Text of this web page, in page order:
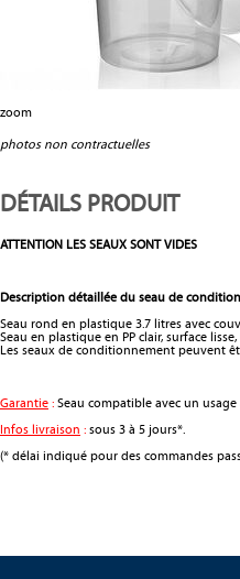
zoom
photos non contractuelles
DÉTAILS PRODUIT
ATTENTION LES SEAUX SONT VIDES
Description détaillée du seau de
Seau rond en plastique 3.7 litres avec
Seau en plastique en PP clair, surface
Les seaux de conditionnement peuvent
Garantie : Seau compatible avec un
Infos livraison : sous 3 à 5 jours*.
(* délai indiqué pour des commandes